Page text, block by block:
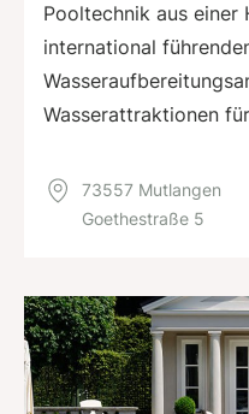
Pooltechnik aus einer
international
Wasserattraktionen
73557 Mutlangen
Goethestraße 5